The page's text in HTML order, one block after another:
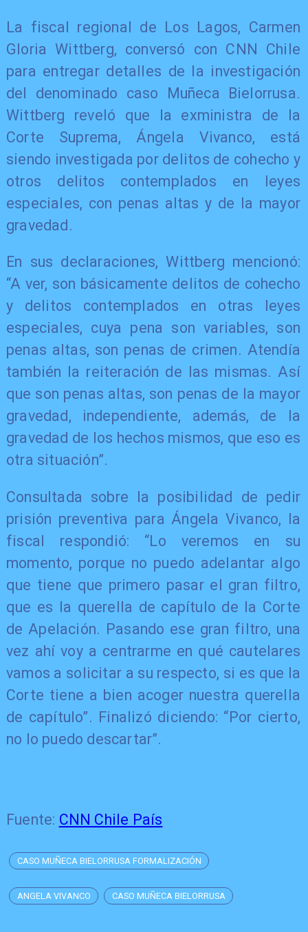
La fiscal regional de Los Lagos, Carmen
Gloria Wittberg, conversó con CNN Chile
para entregar detalles de la investigación
del denominado caso Muñeca Bielorrusa.
Wittberg reveló que la exministra de la
Corte Suprema, Ángela Vivanco, está
siendo investigada por delitos de cohecho y
otros delitos contemplados en leyes
especiales, con penas altas y de la mayor
gravedad.
En sus declaraciones, Wittberg mencionó:
“A ver, son básicamente delitos de cohecho
y delitos contemplados en otras leyes
especiales, cuya pena son variables, son
penas altas, son penas de crimen. Atendía
también la reiteración de las mismas. Así
que son penas altas, son penas de la mayor
gravedad, independiente, además, de la
gravedad de los hechos mismos, que eso es
otra situación”.
Consultada sobre la posibilidad de pedir
prisión preventiva para Ángela Vivanco, la
fiscal respondió: “Lo veremos en su
momento, porque no puedo adelantar algo
que tiene que primero pasar el gran filtro,
que es la querella de capítulo de la Corte
de Apelación. Pasando ese gran filtro, una
vez ahí voy a centrarme en qué cautelares
vamos a solicitar a su respecto, si es que la
Corte tiene a bien acoger nuestra querella
de capítulo”. Finalizó diciendo: “Por cierto,
no lo puedo descartar”.
Fuente: CNN Chile País
CASO MUÑECA BIELORRUSA FORMALIZACIÓN
ANGELA VIVANCO CASO MUÑECA BIELORRUSA